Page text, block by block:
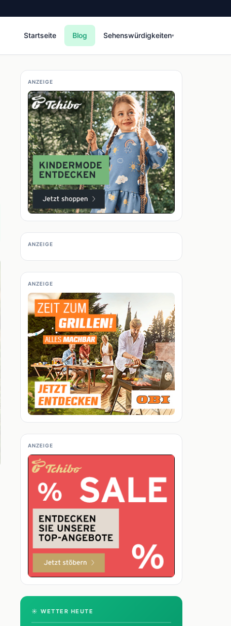
Startseite Blog Sehenswürdigkeiten▾
ANZEIGE
ANZEIGE
ANZEIGE
ANZEIGE
☀️ WETTER HEUTE